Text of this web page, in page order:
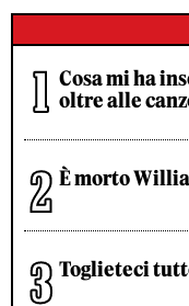
Cosa mi ha
oltre alle
È morto
Toglieteci